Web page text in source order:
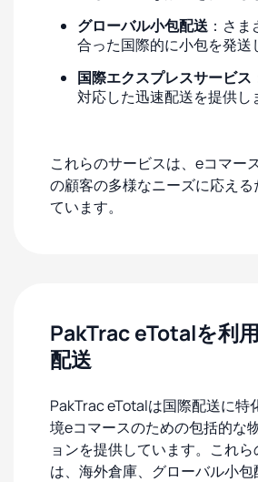
グローバル小包配送 ：さ
合った国際的に小包を発送
国際エクスプレスサービス
対応した迅速配送を提供し
これらのサービスは、eコマー
の顧客の多様なニーズに応え
ています。
PakTrac eTotalを利
配送
PakTrac eTotalは国際配送に特
境eコマースのための包括的な
ョンを提供しています。これ
は、海外倉庫、グローバル小